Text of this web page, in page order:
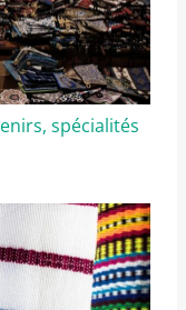
spécialités